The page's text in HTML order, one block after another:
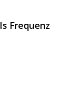
Frequenz